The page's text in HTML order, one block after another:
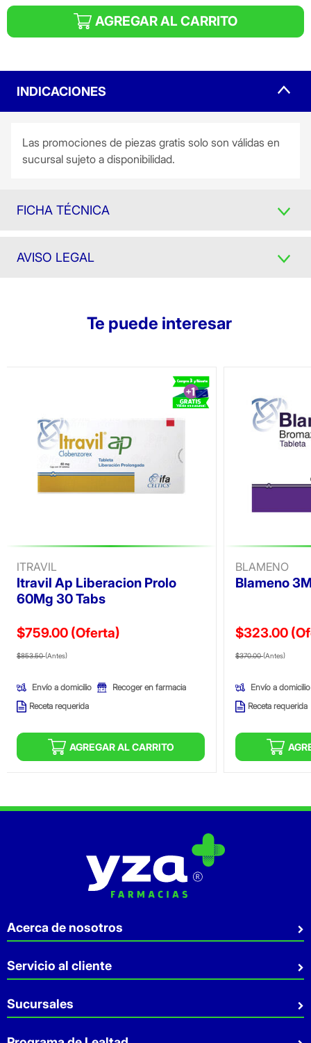
AGREGAR AL CARRITO
INDICACIONES
Las promociones de piezas gratis solo son válidas en
sucursal sujeto a disponibilidad.
FICHA TÉCNICA
AVISO LEGAL
Te puede interesar
ITRAVIL
Itravil Ap Liberacion Prolo
60Mg 30 Tabs
$759.00 (Oferta)
Precio reducido de
$853.50(Antes)(Oferta)
Envío a domicilio
Recoger en farmacia
Receta requerida
AGREGAR AL CARRITO
BLAMENO
Blameno
$323.00
Precio
$370.00(Antes)
Envío a domicilio
Receta requerida
Acerca de nosotros
Quiénes somos
Sostenibilidad
Aviso de privacidad
Servicio al cliente
Preguntas Frecuentes
Contacto
Sucursales
Sucursales